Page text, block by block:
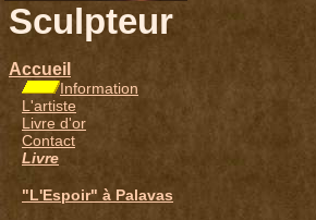
Sculpteur
Accueil
Information
L'artiste
Livre d'or
Contact
Livre
"L'Espoir" à Palavas